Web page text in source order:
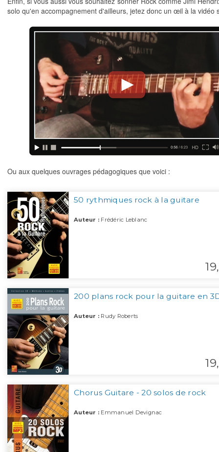
solo qu'en accompagnement d'ailleurs, jetez donc un œil à la vidéo
Ou aux quelques ouvrages pédagogiques que voici :
50 rythmiques rock à la guitare
Auteur : Frédéric Leblanc
19,
200 plans rock pour la guitare en
Auteur : Rudy Roberts
19,
Chorus Guitare - 20 solos de rock
Auteur : Emmanuel Devignac